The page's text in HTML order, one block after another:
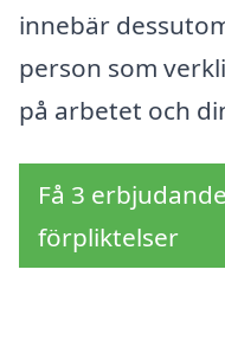
innebär
person som
på arbetet och
Få 3
förpliktelser